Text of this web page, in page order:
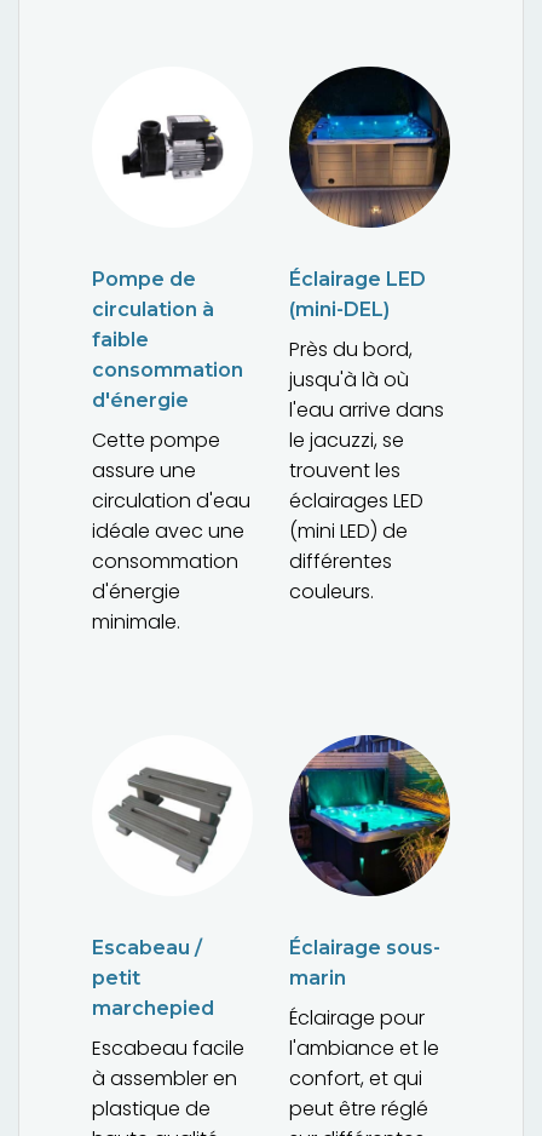
Pompe de
circulation à
faible
consommation
d'énergie
Cette pompe
assure une
circulation d'eau
idéale avec une
consommation
d'énergie
minimale.
Éclairage LED
(mini-DEL)
Près du bord,
jusqu'à là où
l'eau arrive dans
le jacuzzi, se
trouvent les
éclairages LED
(mini LED) de
différentes
couleurs.
Escabeau /
petit
marchepied
Escabeau facile
à assembler en
plastique de
Éclairage sous-
marin
Éclairage pour
l'ambiance et le
confort, et qui
peut être réglé